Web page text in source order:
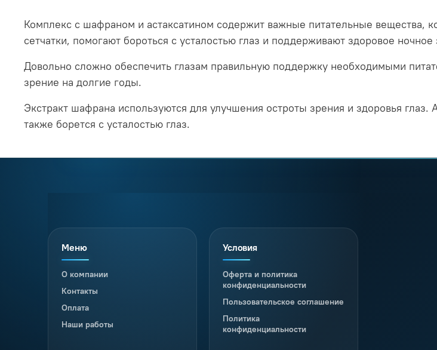
Комплекс с шафраном и астаксатином содержит важные питательные вещества,
сетчатки, помогают бороться с усталостью глаз и поддерживают здоровое ночное
Довольно сложно обеспечить глазам правильную поддержку необходимыми
зрение на долгие годы.
Экстракт шафрана используются для улучшения остроты зрения и здоровья
также борется с усталостью глаз.
Меню
О компании
Контакты
Оплата
Наши работы
Условия
Оферта и политика
конфиденциальности
Пользовательское соглашение
Политика
конфиденциальности